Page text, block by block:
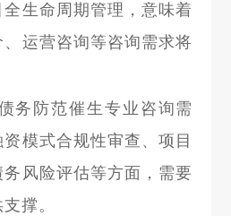
生命周期管理，意味着
运营咨询等咨询需求将
务防范催生专业咨询需
模式合规性审查、项目
风险评估等方面，需要
撑。